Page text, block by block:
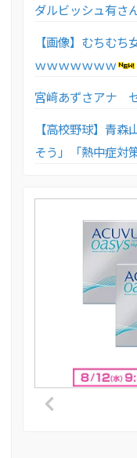
ダルビッシュ有さ
【画像】むちむ
ｗｗｗｗｗｗｗ
宮﨑あずさアナ
【高校野球】青
そう」「熱中症対